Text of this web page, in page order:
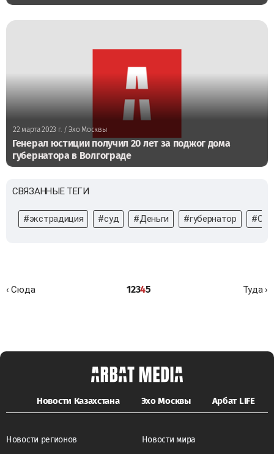
22 марта 2023 г. / Эхо Москвы
Генерал юстиции получил 20 лет за поджог дома
губернатора в Волгограде
СВЯЗАННЫЕ ТЕГИ
#экстрадиция #суд #Деньги #губернатор #Сын
‹ Сюда 12345 Туда ›
Новости Казахстана Эхо Москвы Арбат LIFE
Новости регионов
Новости мира